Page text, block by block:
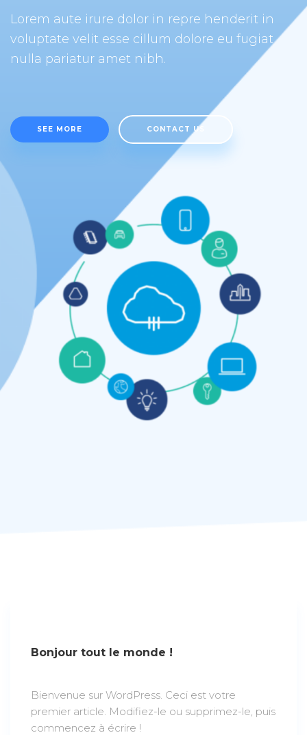
Lorem aute irure dolor in repre henderit in
voluptate velit esse cillum dolore eu fugiat
nulla pariatur amet nibh.
SEE MORE CONTACT US
Bonjour tout le monde !
Bienvenue sur WordPress. Ceci est votre
premier article. Modifiez-le ou supprimez-le, puis
commencez à écrire !